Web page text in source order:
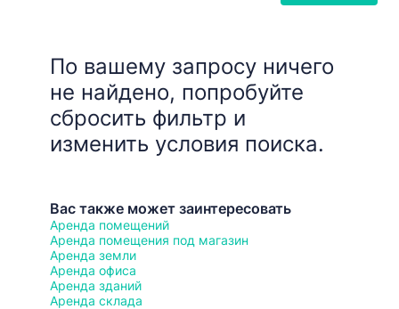
По вашему запросу ничего
не найдено, попробуйте
сбросить фильтр и
изменить условия поиска.
Вас также может заинтересовать
Аренда помещений
Аренда помещения под магазин
Аренда земли
Аренда офиса
Аренда зданий
Аренда склада